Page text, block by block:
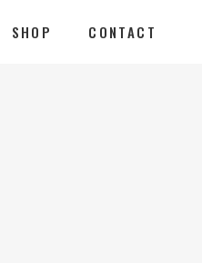
SHOP CONTACT